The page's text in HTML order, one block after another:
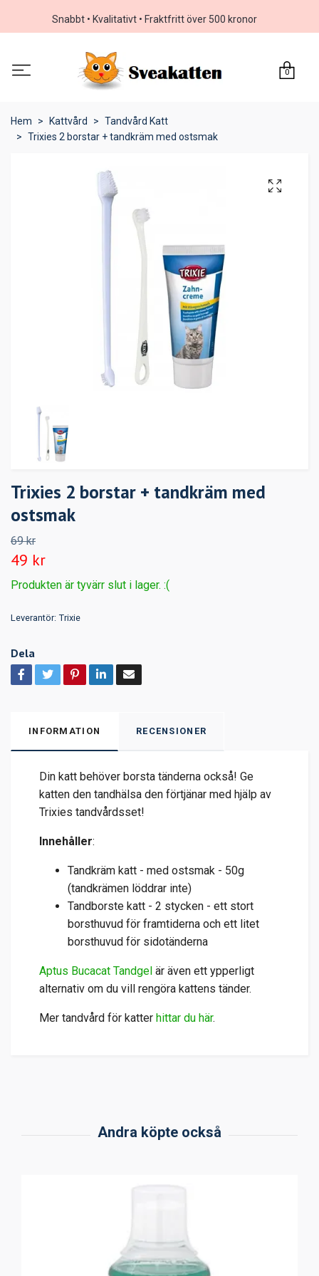
Snabbt • Kvalitativt • Fraktfritt över 500 kronor
0
Hem Kattvård
Tandvård Katt
Trixies 2 borstar + tandkräm med ostsmak
Trixies 2 borstar + tandkräm med
ostsmak
69 kr
49 kr
Produkten är tyvärr slut i lager. :(
Leverantör: Trixie
Dela
INFORMATION RECENSIONER
Din katt behöver borsta tänderna också! Ge
katten den tandhälsa den förtjänar med hjälp av
Trixies tandvårdsset!
Innehåller:
Tandkräm katt - med ostsmak - 50g
(tandkrämen löddrar inte)
Tandborste katt - 2 stycken - ett stort
borsthuvud för framtiderna och ett litet
borsthuvud för sidotänderna
Aptus Bucacat Tandgel är även ett ypperligt
alternativ om du vill rengöra kattens tänder.
Mer tandvård för katter hittar du här.